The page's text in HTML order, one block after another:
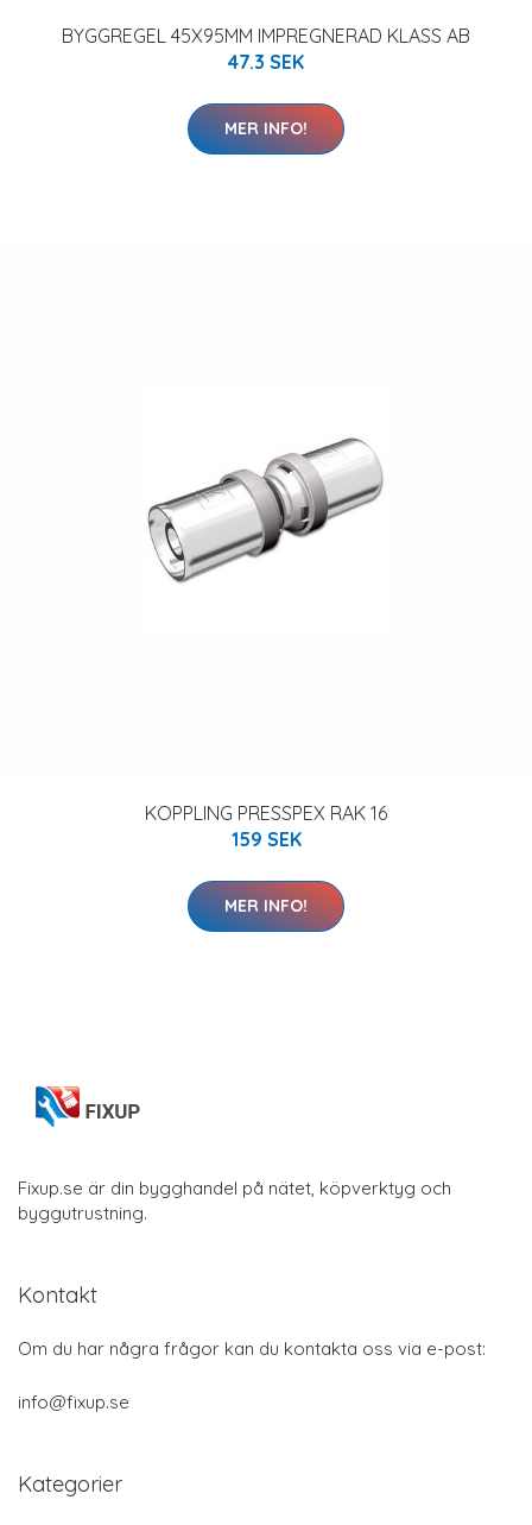
BYGGREGEL 45X95MM IMPREGNERAD KLASS AB
47.3 SEK
MER INFO!
KOPPLING PRESSPEX RAK 16
159 SEK
MER INFO!
Fixup.se är din bygghandel på nätet, köpverktyg och
byggutrustning.
Kontakt
Om du har några frågor kan du kontakta oss via e-post:
info@fixup.se
Kategorier